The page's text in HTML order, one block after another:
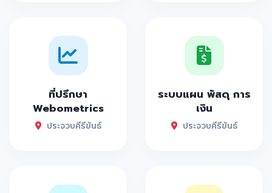
ที่ปรึกษา
Webometrics
ประจวบคีรีขันธ์
ระบบแผน พัสดุ การ
เงิน
ประจวบคีรีขันธ์